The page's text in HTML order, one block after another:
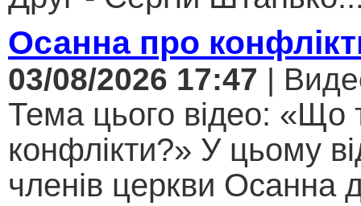
Осанна про
03/08/2026 17:47 |
Тема цього відео: «Що
конфлікти?» У цьому
членів церкви Осанна